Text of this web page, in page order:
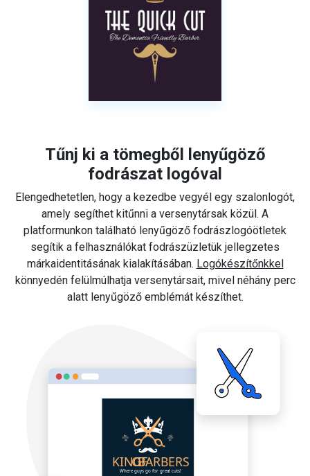
Tűnj ki a tömegből lenyűgöző
fodrászat logóval
Elengedhetetlen, hogy a kezedbe vegyél egy szalonlogót,
amely segíthet kitűnni a versenytársak közül. A
platformunkon található lenyűgöző fodrászlogóötletek
segítik a felhasználókat fodrászüzletük jellegzetes
márkaidentitásának kialakításában. Logókészítőnkkel
könnyedén felülmúlhatja versenytársait, mivel néhány perc
alatt lenyűgöző emblémát készíthet.